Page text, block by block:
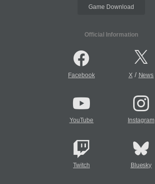
Game Download
Official Information
Facebook X/ News
YouTube Instagram
Twitch Bluesky